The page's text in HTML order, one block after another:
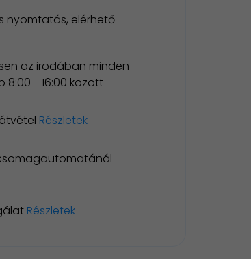
nyomtatás, elérhető
az irodában minden
8:00 - 16:00 között
Részletek
Részletek